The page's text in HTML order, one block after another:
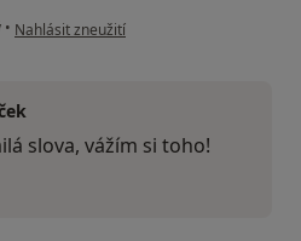
• podle názoru uživatele Mája
Nahlásit zneužití
slova, vážím si toho!